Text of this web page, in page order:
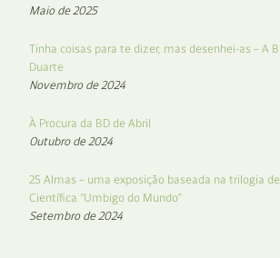
Maio de 2025
Tinha coisas para te dizer, mas desenhei-as – A
Duarte
Novembro de 2024
À Procura da BD de Abril
Outubro de 2024
25 Almas – uma exposição baseada na trilogia
Científica “Umbigo do Mundo”
Setembro de 2024